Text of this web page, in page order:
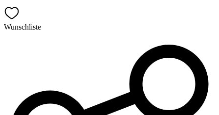
Wunschliste